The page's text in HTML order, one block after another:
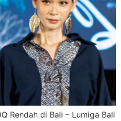
Rendah di Bali – Lumiga Bali